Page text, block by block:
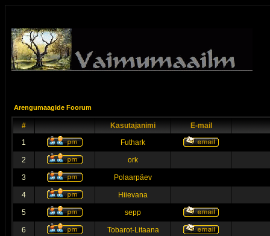
Arengumaagide Foorum
# Kasutajanimi
E-mail
1
Futhark
2 ork
3 Polaarpäev
4 Hiievana
5 sepp
6 Tobarot-Litaana